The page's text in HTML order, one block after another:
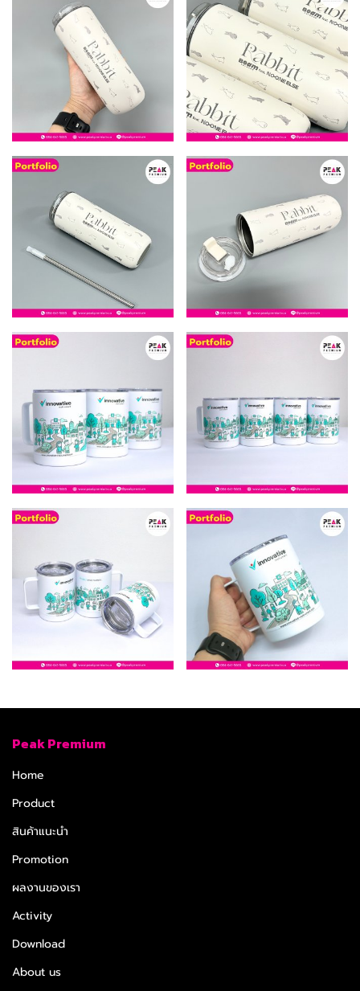
Peak Premium
Home
Product
สินค้าแนะนำ
Promotion
ผลงานของเรา
Activity
Download
About us